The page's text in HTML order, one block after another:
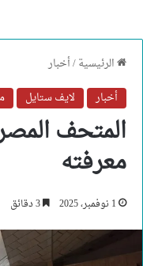
الرئيسية/أخبار
أخبار
لايف ستايل
المتحف
معرفته
1 نوفمبر، 2025